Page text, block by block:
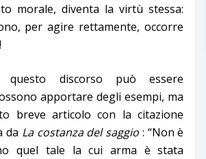
morale, diventa la virtù stessa:
per agire rettamente, occorre
questo discorso può essere
apportare degli esempi, ma
brevearticolo con la citazione
da La costanza del saggio : “Non è
quel tale la cui arma è stata